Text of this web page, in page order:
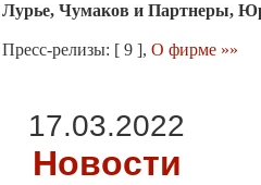
Лурье, Чумаков и Партнеры,
Пресс-релизы: [ 9 ], О фирме »»
17.03.2022
Новости